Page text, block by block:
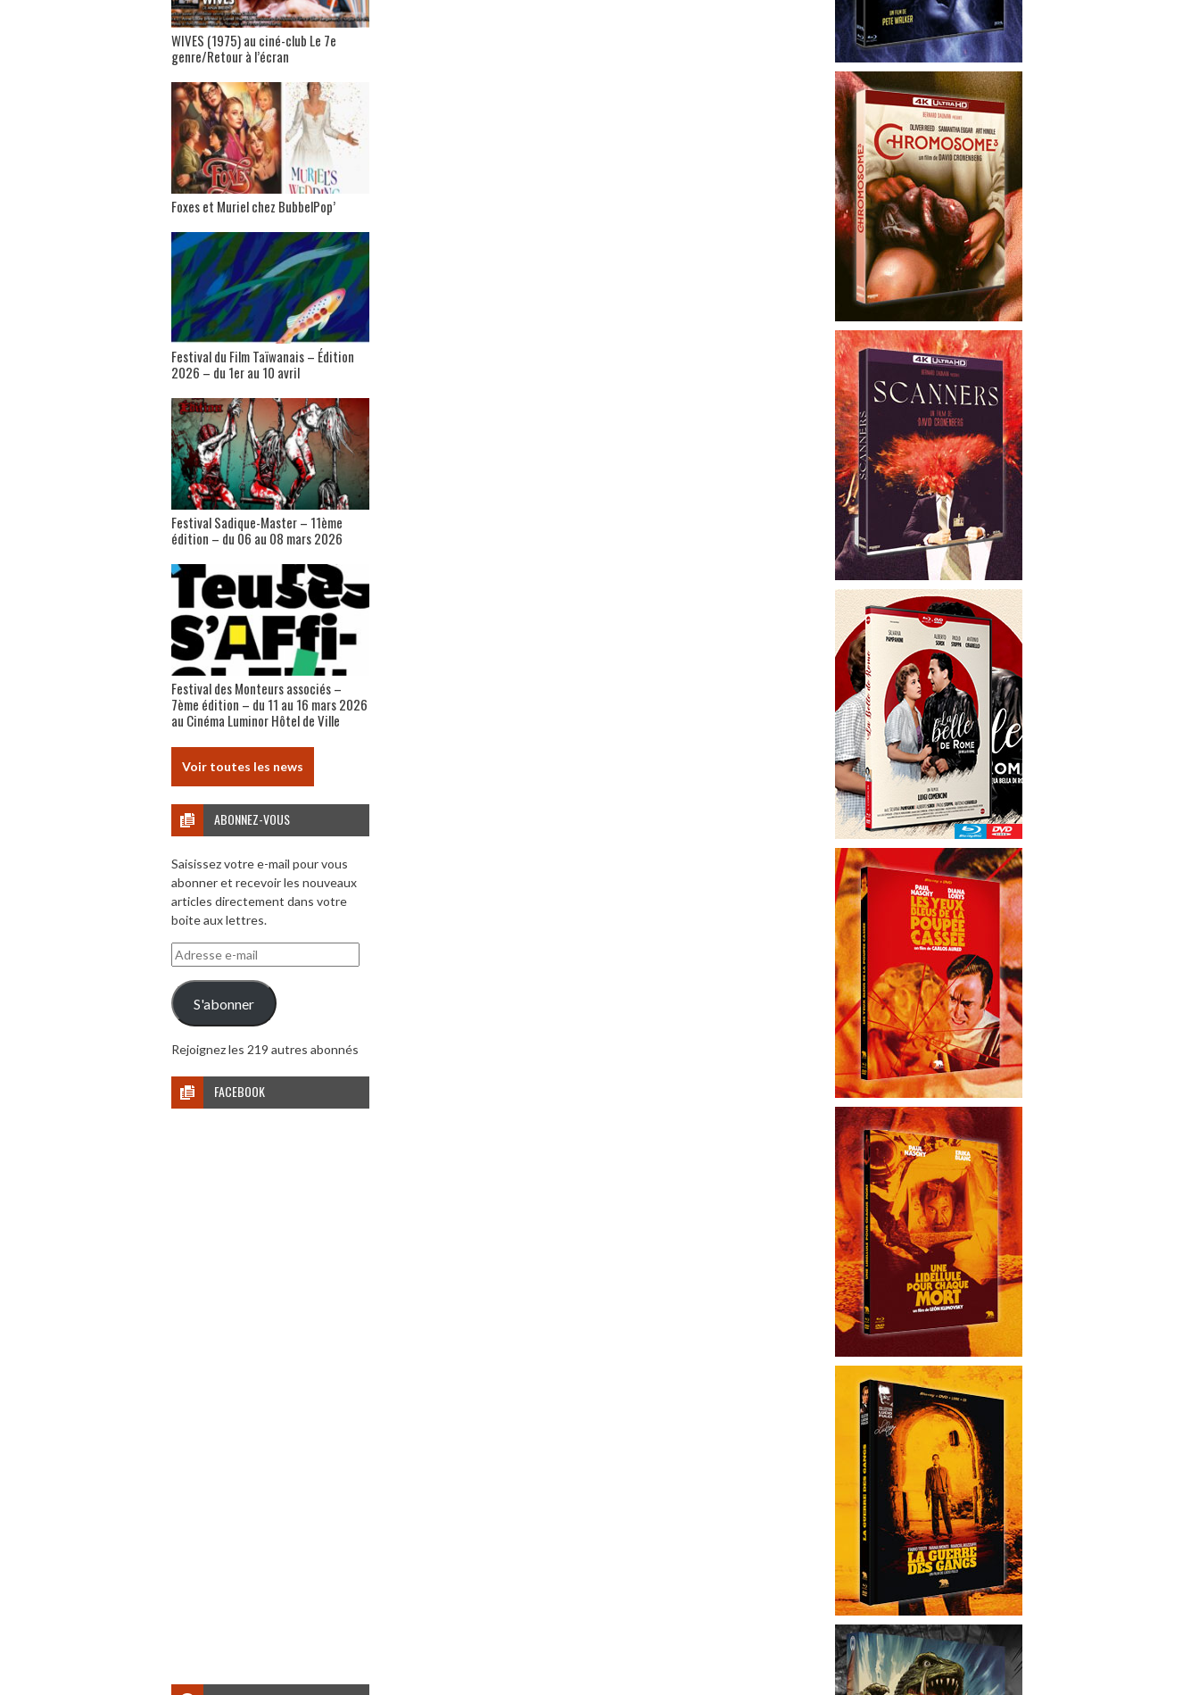
WIVES (1975) au ciné-club Le 7e
genre/Retour à l’écran
Foxes et Muriel chez BubbelPop’
Festival du Film Taïwanais – Édition
2026 – du 1er au 10 avril
Festival Sadique-Master – 11ème
édition – du 06 au 08 mars 2026
Festival des Monteurs associés –
7ème édition – du 11 au 16 mars 2026
au Cinéma Luminor Hôtel de Ville
Voir toutes les news
ABONNEZ-VOUS
Saisissez votre e-mail pour vous
abonner et recevoir les nouveaux
articles directement dans votre
boite aux lettres.
Adresse
e-
mail
S'abonner
Rejoignez les 219 autres abonnés
FACEBOOK